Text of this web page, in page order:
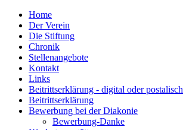
Home
Der Verein
Die Stiftung
Chronik
Stellenangebote
Kontakt
Links
Beitrittserklärung - digital oder postalisch
Beitrittserklärung
Bewerbung bei der Diakonie
Bewerbung-Danke